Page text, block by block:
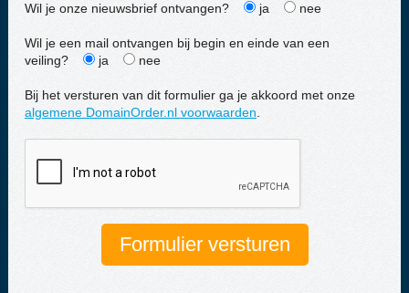
Wil je onze nieuwsbrief ontvangen? ja nee
Wil je een mail ontvangen bij begin en einde van een
veiling?
ja nee
Bij het versturen van dit formulier ga je akkoord met onze
algemene DomainOrder.nl voorwaarden